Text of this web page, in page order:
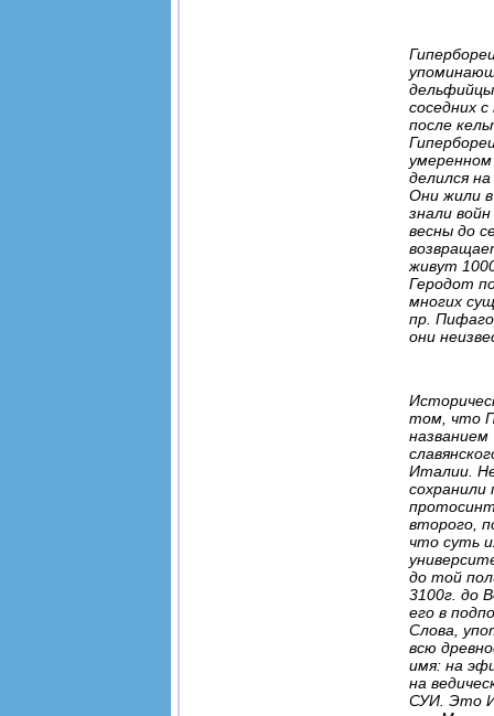
соседних
после
делился
Они жили
знали
весны до
живут
Геродот
многих
пр.
они
том, что
Италии.
второго,
что суть
до той
3100г. до
его в
Слова,
всю
имя: на
на
СУИ. Это